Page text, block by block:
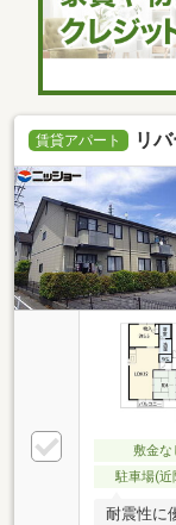
賃貸アパート リ
敷金な
駐車場(近
耐震性に